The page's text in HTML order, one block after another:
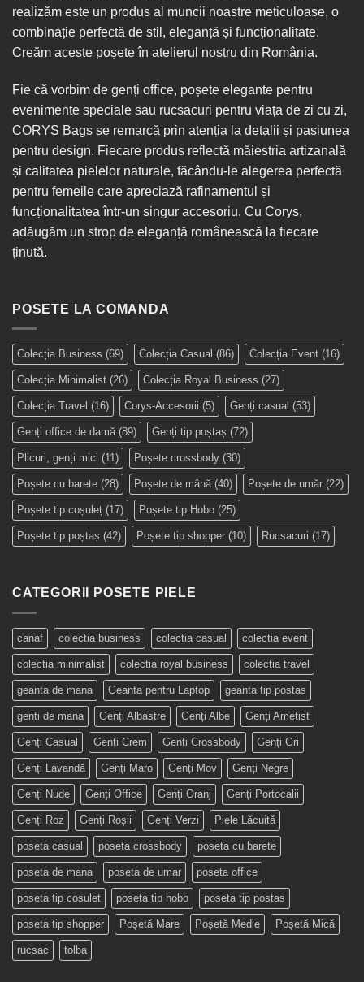
realizăm este un produs al muncii noastre meticuloase, o
combinație perfectă de stil, eleganță și funcționalitate.
Creăm aceste poșete în atelierul nostru din România.
Fie că vorbim de genți office, poșete elegante pentru
evenimente speciale sau rucsacuri pentru viața de zi cu zi,
CORYS Bags se remarcă prin atenția la detalii și pasiunea
pentru design. Fiecare produs reflectă măiestria artizanală
și calitatea pielelor naturale, făcându-le alegerea perfectă
pentru femeile care apreciază rafinamentul și
funcționalitatea într-un singur accesoriu. Cu Corys,
adăugăm un strop de eleganță românească la fiecare
ținută.
POSETE LA COMANDA
Colecția Business (69) Colecția Casual (86) Colecția Event (16)
Colecția Minimalist (26) Colecția Royal Business (27)
Colecția Travel (16) Corys-Accesorii (5) Genți casual (53)
Genți office de damă(89) Genți tip poștaș (72)
Plicuri, genți mici (11) Poșete crossbody (30)
Poșete cu barete (28) Poșete de mână(40) Poșete de umăr (22)
Poșete tip coșuleț (17) Poșete tip Hobo (25)
Poșete tip poștaș (42) Poșete tip shopper (10) Rucsacuri (17)
CATEGORII POSETE PIELE
canaf colectia business colectia casual colectia event
colectia minimalist colectia royal business colectia travel
geanta de mana Geanta pentru Laptop geanta tip postas
genti de mana Genți Albastre Genți Albe Genți Ametist
Genți Casual Genți Crem Genți Crossbody Genți Gri
Genți Lavandă Genți Maro Genți Mov Genți Negre
Genți Nude Genți Office Genți Oranj Genți Portocalii
Genți Roz Genți Roșii Genți Verzi Piele Lăcuită
poseta casual poseta crossbody poseta cu barete
poseta de mana poseta de umar poseta office
poseta tip cosulet poseta tip hobo poseta tip postas
poseta tip shopper Poșetă Mare Poșetă Medie Poșetă Mică
rucsac tolba